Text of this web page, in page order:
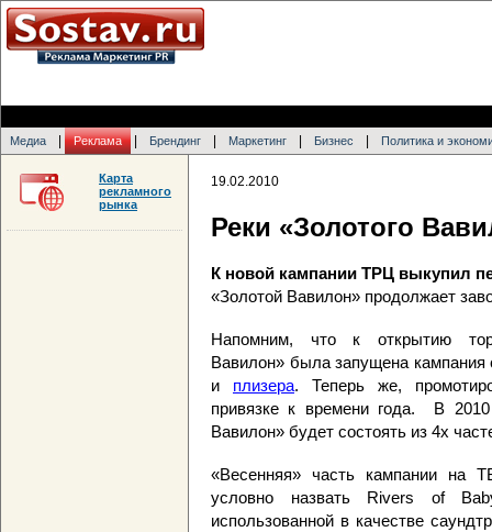
Медиа Реклама Брендинг Маркетинг Бизнес Политика и
19.02.2010
Реки «Золотого
К новой кампании ТРЦ выкупил
«Золотой Вавилон» продолжает
Напомним, что к открытию
Вавилон» была запущена
и плизера. Теперь же,
привязке к времени года. В
Вавилон» будет состоять из 4х
«Весенняя» часть кампании на
условно назвать Rivers of
использованной в качестве
Карта
рекламного
рынка